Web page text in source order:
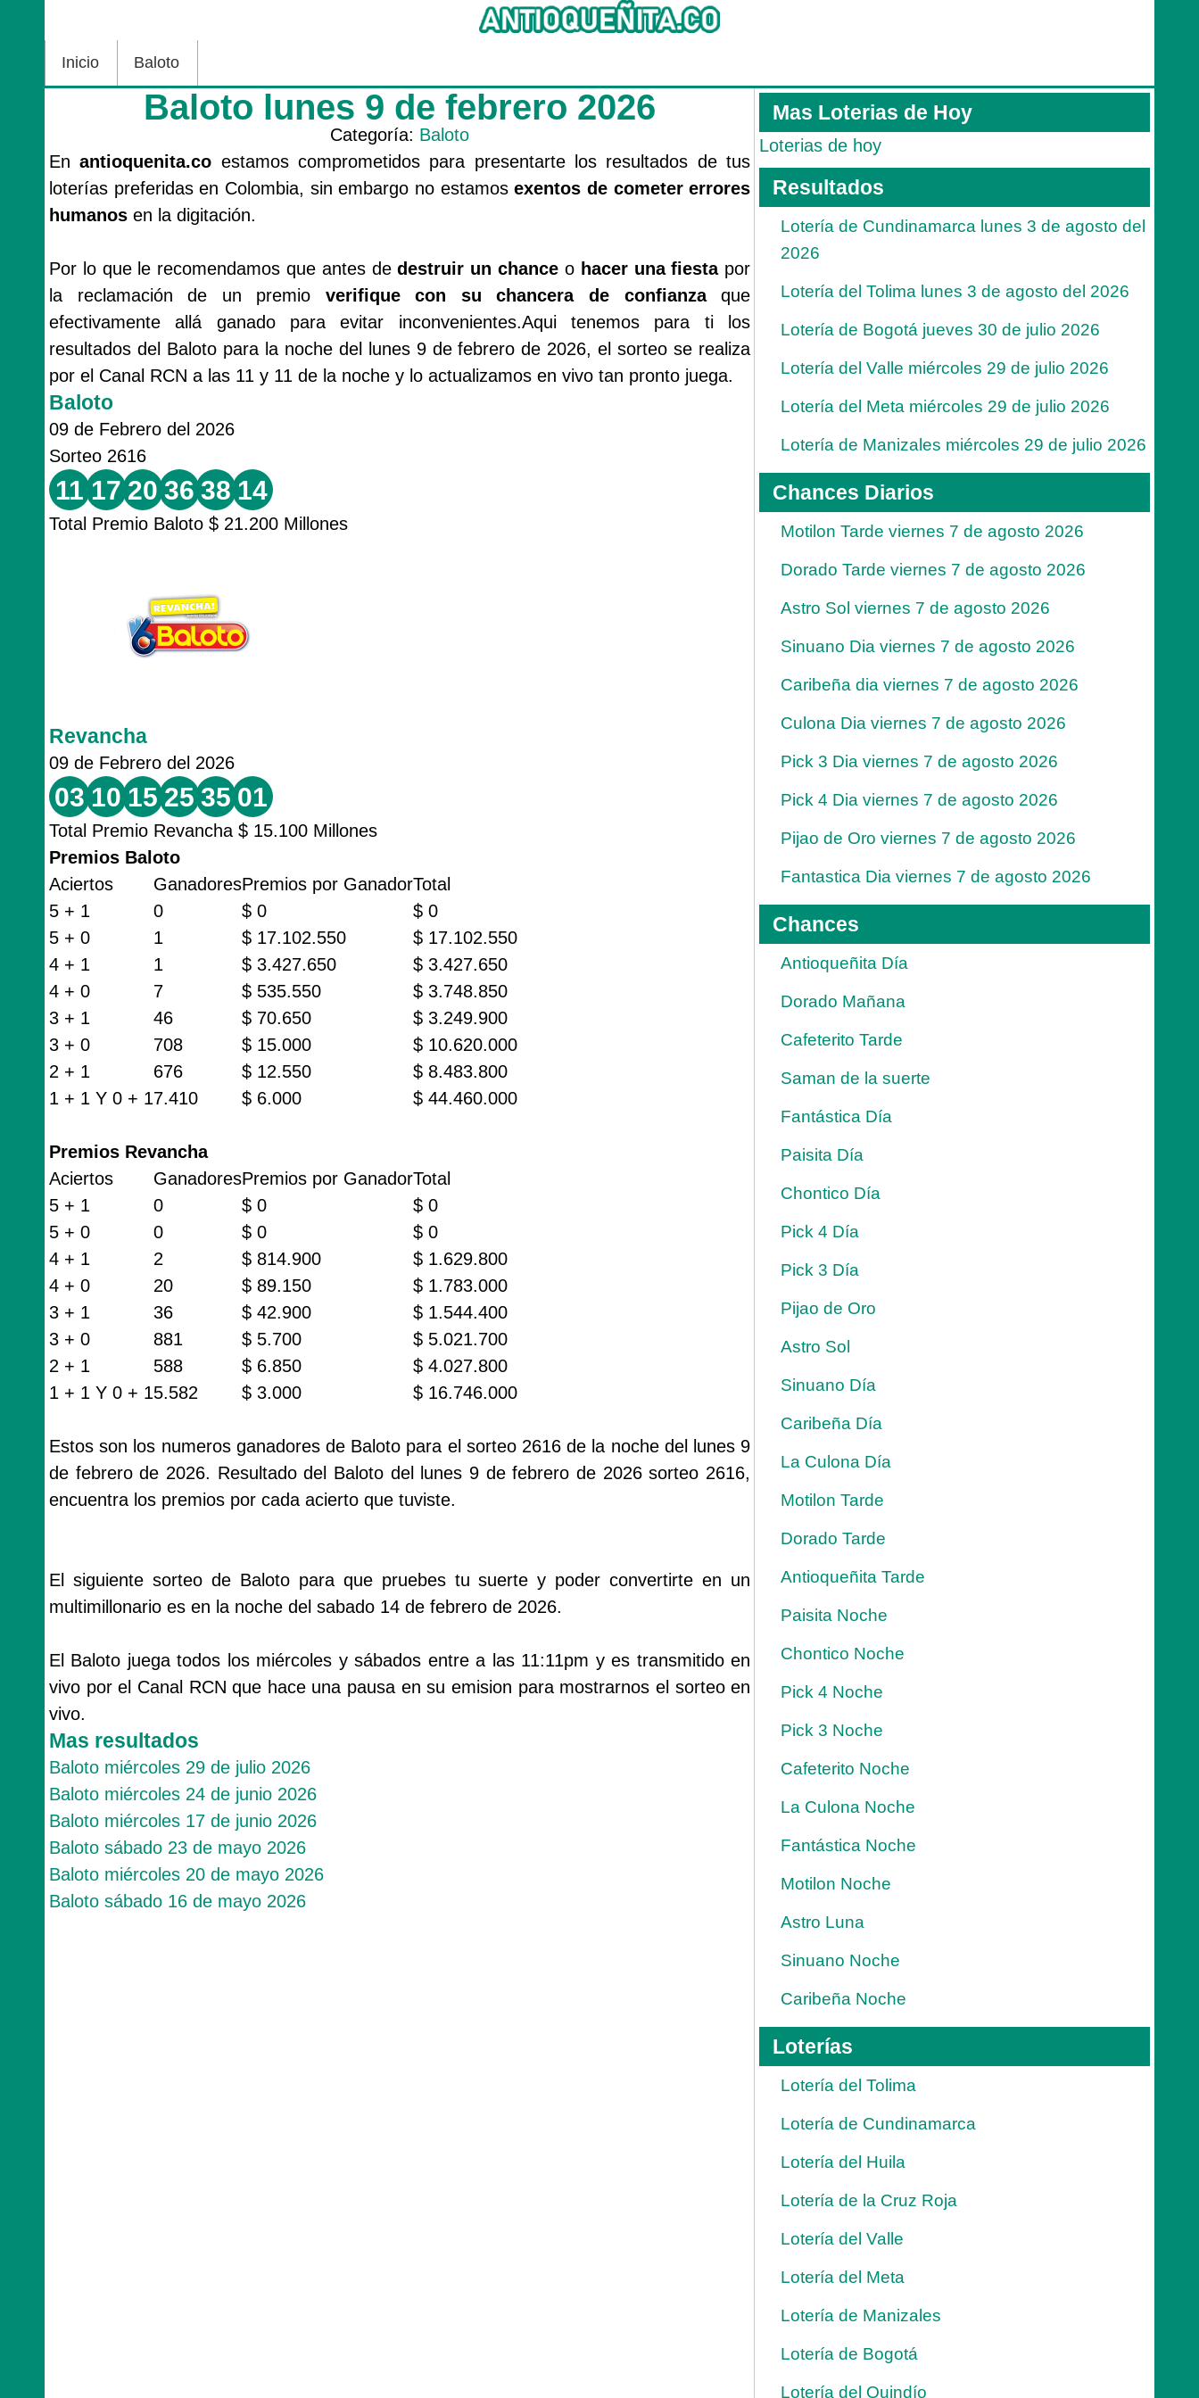
Inicio Baloto
Baloto lunes 9 de febrero 2026
Categoría: Baloto
Enantioquenita.co estamos comprometidos para presentarte los resultados de tus
loterías preferidas en Colombia, sin embargo no estamosexentos de cometer errores
humanos en la digitación.
Por lo que le recomendamos que antes dedestruir un chance o hacer una fiestapor
la reclamación de un premio verifique con su chancera de confianzaque
efectivamente allá ganado para evitar inconvenientes.Aqui tenemos para ti los
resultados del Baloto para la noche del lunes 9 de febrero de 2026, el sorteo se realiza
por el Canal RCN a las 11 y 11 de la noche y lo actualizamos en vivo tan pronto juega.
Baloto
09 de Febrero del 2026
Sorteo 2616
11 17 20 36 38 14
Total Premio Baloto $ 21.200 Millones
Revancha
09 de Febrero del 2026
03 10 15 25 35 01
Total Premio Revancha $ 15.100 Millones
Premios Baloto
Aciertos
GanadoresPremios por GanadorTotal
5 + 1
0 $ 0
$ 0
5 + 0
1 $ 17.102.550
$ 17.102.550
4 + 1
1 $ 3.427.650
$ 3.427.650
4 + 0
7 $ 535.550
$ 3.748.850
3 + 1
46 $ 70.650
$ 3.249.900
3 + 0
708 $ 15.000
$ 10.620.000
2 + 1
676 $ 12.550
$ 8.483.800
1 + 1 Y 0 + 17.410 $ 6.000 $ 44.460.000
Premios Revancha
Aciertos
GanadoresPremios por GanadorTotal
5 + 1
0 $ 0
$ 0
5 + 0
0 $ 0
$ 0
4 + 1
2 $ 814.900
$ 1.629.800
4 + 0
20 $ 89.150
$ 1.783.000
3 + 1
36 $ 42.900
$ 1.544.400
3 + 0
881 $ 5.700
$ 5.021.700
2 + 1
588 $ 6.850
$ 4.027.800
1 + 1 Y 0 + 15.582 $ 3.000 $ 16.746.000
Estos son los numeros ganadores de Baloto para el sorteo 2616 de la noche del lunes 9
de febrero de 2026. Resultado del Baloto del lunes 9 de febrero de 2026 sorteo 2616,
encuentra los premios por cada acierto que tuviste.
El siguiente sorteo de Baloto para que pruebes tu suerte y poder convertirte en un
multimillonario es en la noche del sabado 14 de febrero de 2026.
El Baloto juega todos los miércoles y sábados entre a las 11:11pm y es transmitido en
vivo por el Canal RCN que hace una pausa en su emision para mostrarnos el sorteo en
vivo.
Mas resultados
Baloto miércoles 29 de julio 2026
Baloto miércoles 24 de junio 2026
Baloto miércoles 17 de junio 2026
Baloto sábado 23 de mayo 2026
Baloto miércoles 20 de mayo 2026
Baloto sábado 16 de mayo 2026
Mas Loterias de Hoy
Loterias de hoy
Resultados
Lotería de Cundinamarca lunes 3 de agosto del
2026
Lotería del Tolima lunes 3 de agosto del 2026
Lotería de Bogotá jueves 30 de julio 2026
Lotería del Valle miércoles 29 de julio 2026
Lotería del Meta miércoles 29 de julio 2026
Lotería de Manizales miércoles 29 de julio 2026
Chances Diarios
Motilon Tarde viernes 7 de agosto 2026
Dorado Tarde viernes 7 de agosto 2026
Astro Sol viernes 7 de agosto 2026
Sinuano Dia viernes 7 de agosto 2026
Caribeña dia viernes 7 de agosto 2026
Culona Dia viernes 7 de agosto 2026
Pick 3 Dia viernes 7 de agosto 2026
Pick 4 Dia viernes 7 de agosto 2026
Pijao de Oro viernes 7 de agosto 2026
Fantastica Dia viernes 7 de agosto 2026
Chances
Antioqueñita Día
Dorado Mañana
Cafeterito Tarde
Saman de la suerte
Fantástica Día
Paisita Día
Chontico Día
Pick 4 Día
Pick 3 Día
Pijao de Oro
Astro Sol
Sinuano Día
Caribeña Día
La Culona Día
Motilon Tarde
Dorado Tarde
Antioqueñita Tarde
Paisita Noche
Chontico Noche
Pick 4 Noche
Pick 3 Noche
Cafeterito Noche
La Culona Noche
Fantástica Noche
Motilon Noche
Astro Luna
Sinuano Noche
Caribeña Noche
Loterías
Lotería del Tolima
Lotería de Cundinamarca
Lotería del Huila
Lotería de la Cruz Roja
Lotería del Valle
Lotería del Meta
Lotería de Manizales
Lotería de Bogotá
Lotería del Quindío